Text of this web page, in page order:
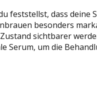
feststellst, dass deine
besonders
sichtbarer
Serum, um die